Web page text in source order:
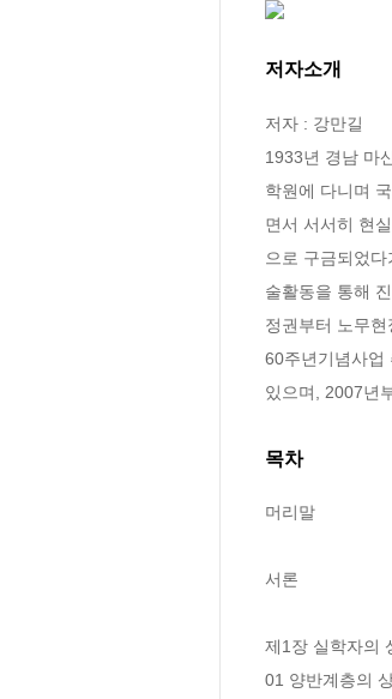
저자소개
저자 : 강만길
1933년 경남 마
학원에 다니며
면서 서서히 현
으로 구금되었
술활동을 통해
정권부터 노무
60주년기념사업
있으며, 2007년
목차
머리말
서론
제1장 실학자의
01 양반계층의